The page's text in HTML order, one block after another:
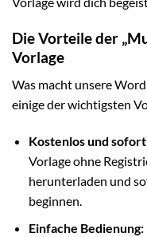
Die Vorteile der
Vorlage
Was macht unsere
einige der wichtigsten
Kostenlos und
Vorlage ohne
herunterladen und
beginnen.
Einfache Bedienung: